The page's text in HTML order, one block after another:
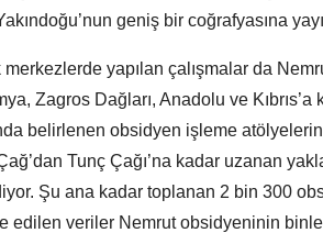
geniş bir coğrafyasına
yapılan çalışmalar da
Zagros Dağları, Anadolu ve Kıbrıs’a
belirlenen obsidyen işleme
Tunç Çağı’na kadar uzanan
Şu ana kadar toplanan 2 bin 300
edilen veriler Nemrut obsidyeninin